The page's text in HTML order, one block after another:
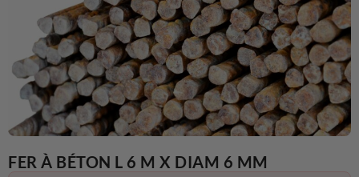
FER À BÉTON L 6 M X DIAM 6 MM